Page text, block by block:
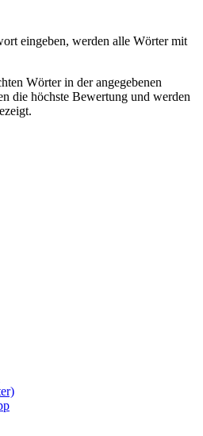
eingeben, werden alle Wörter mit
Wörter in der angegebenen
die höchste Bewertung und werden